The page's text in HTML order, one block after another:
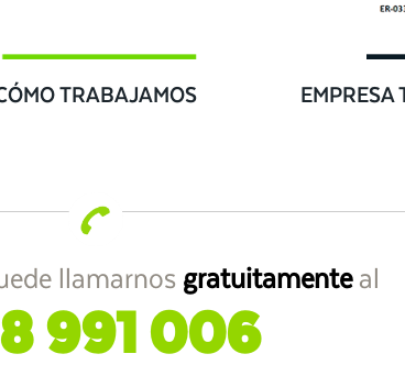
TRABAJAMOS
EMPRESA
llamarnos gratuitamenteal
991 006